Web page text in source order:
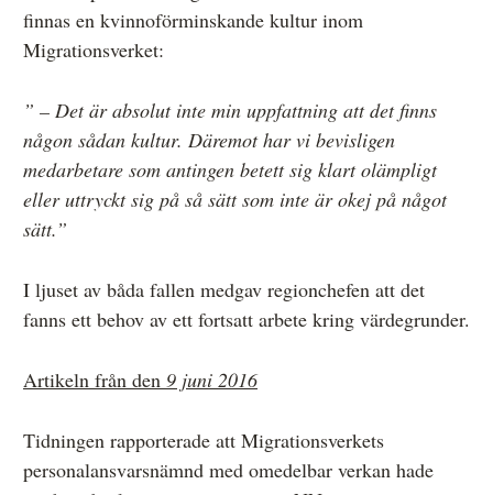
finnas en kvinnoförminskande kultur inom
Migrationsverket:
” – Det är absolut inte min uppfattning att det finns
någon sådan kultur. Däremot har vi bevisligen
medarbetare som antingen betett sig klart olämpligt
eller uttryckt sig på så sätt som inte är okej på något
sätt.”
I ljuset av båda fallen medgav regionchefen att det
fanns ett behov av ett fortsatt arbete kring värdegrunder.
Artikeln från den 9 juni 2016
Tidningen rapporterade att Migrationsverkets
personalansvarsnämnd med omedelbar verkan hade